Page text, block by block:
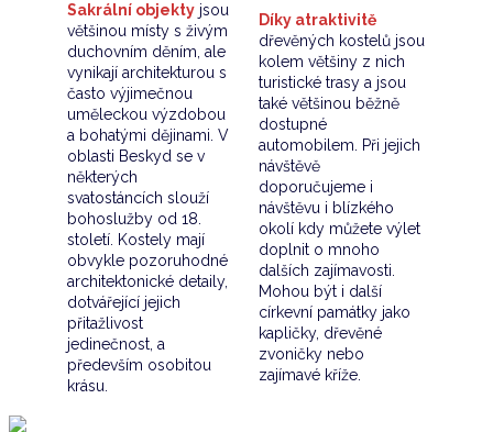
Sakrální objekty jsou
většinou místy s živým
duchovním děním, ale
vynikají architekturou s
často výjimečnou
uměleckou výzdobou
a bohatými dějinami. V
oblasti Beskyd se v
některých
svatostáncích slouží
bohoslužby od 18.
století. Kostely mají
obvykle pozoruhodné
architektonické detaily,
dotvářející jejich
přitažlivost
jedinečnost, a
především osobitou
krásu.
Díky atraktivitě
dřevěných kostelů jsou
kolem většiny z nich
turistické trasy a jsou
také většinou běžně
dostupné
automobilem. Při jejich
návštěvě
doporučujeme i
návštěvu i blízkého
okolí kdy můžete výlet
doplnit o mnoho
dalších zajímavosti.
Mohou být i další
církevní památky jako
kapličky, dřevěné
zvoničky nebo
zajímavé kříže.